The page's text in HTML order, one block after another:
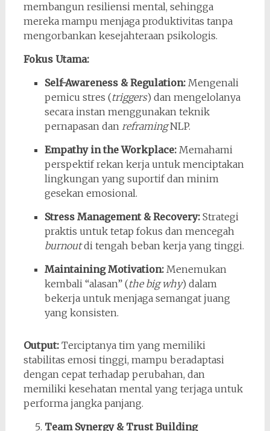
membangun resiliensi mental, sehingga
mereka mampu menjaga produktivitas tanpa
mengorbankan kesejahteraan psikologis.
Fokus Utama:
Self-Awareness & Regulation:Mengenali
pemicu stres (triggers) dan mengelolanya
secara instan menggunakan teknik
pernapasan dan reframingNLP.
Empathy in the Workplace:Memahami
perspektif rekan kerja untuk menciptakan
lingkungan yang suportif dan minim
gesekan emosional.
Stress Management & Recovery:Strategi
praktis untuk tetap fokus dan mencegah
burnoutdi tengah beban kerja yang tinggi.
Maintaining Motivation:Menemukan
kembali “alasan” (the big why) dalam
bekerja untuk menjaga semangat juang
yang konsisten.
Output:Terciptanya tim yang memiliki
stabilitas emosi tinggi, mampu beradaptasi
dengan cepat terhadap perubahan, dan
memiliki kesehatan mental yang terjaga untuk
performa jangka panjang.
Team Synergy & Trust Building